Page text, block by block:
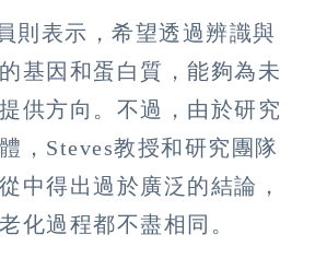
則表示，希望透過辨識與
基因和蛋白質，能夠為未
供方向。不過，由於研究
，Steves教授和研究團隊
中得出過於廣泛的結論，
化過程都不盡相同。